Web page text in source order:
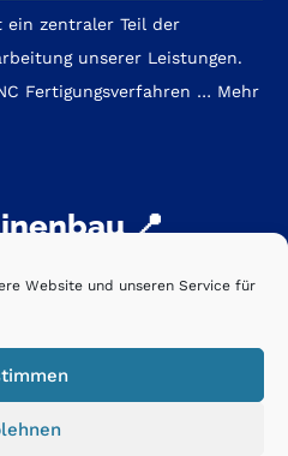
Website und unseren Service für
ein zentraler Teil der
unserer Leistungen.
Fertigungsverfahren … Mehr
📍